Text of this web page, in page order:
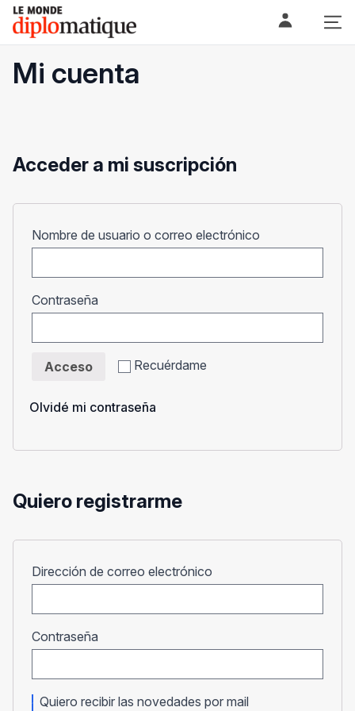
Skip
content
Le monde diplomatique
Mi cuenta
Acceder a mi suscripción
Nombre de usuario o correo electrónico
Contraseña
Recuérdame
Acceso
Olvidé mi contraseña
Quiero registrarme
Dirección de correo electrónico
Contraseña
Quiero recibir las novedades por mail